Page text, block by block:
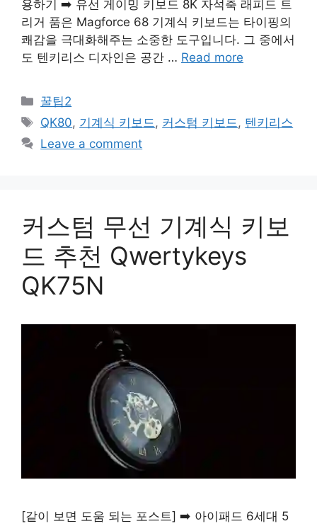
용하기 ➡️ 유선 게이밍 키보드 8K 자석축 래피드 트
리거 품은 Magforce 68 기계식 키보드는 타이핑의
쾌감을 극대화해주는 소중한 도구입니다. 그 중에서
도 텐키리스 디자인은 공간 … Read more
Categories
꿀팁2
Tags
QK80, 기계식 키보드, 커스텀 키보드, 텐키리스
Leave a comment
커스텀 무선 기계식 키보
드 추천 Qwertykeys
QK75N
[같이 보면 도움 되는 포스트] ➡️ 아이패드 6세대 5